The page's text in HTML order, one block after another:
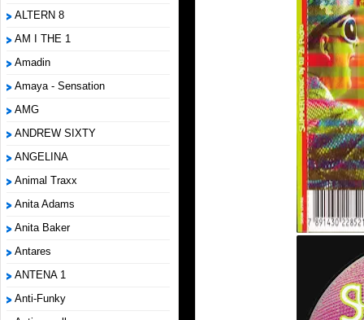
ALTERN 8
AM I THE 1
Amadin
Amaya - Sensation
AMG
ANDREW SIXTY
ANGELINA
Animal Traxx
Anita Adams
Anita Baker
Antares
ANTENA 1
Anti-Funky